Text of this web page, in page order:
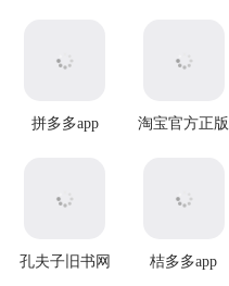
拼多多app 淘宝官方正版
孔夫子旧书网
桔多多app